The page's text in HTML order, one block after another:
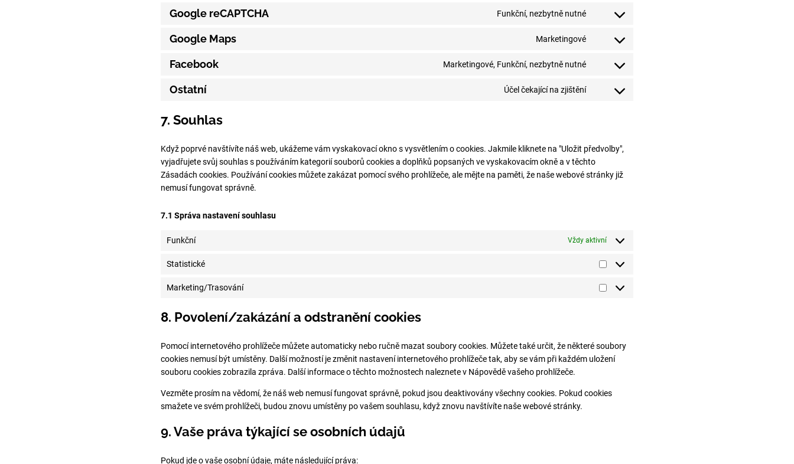
analytics
service
Google reCAPTCHA Funkční, nezbytně nutné
Consent
service
recaptcha
Google Maps Marketingové
Consent
service
Facebook Marketingové, Funkční, nezbytně nutné
Consent
service
Ostatní Účel čekající na zjištění
Consent
7. Souhlas
Když poprvé navštívíte náš web, ukážeme vám vyskakovací okno s vysvětlením o cookies. Jakmile kliknete na "Uložit předvolby",
vyjadřujete svůj souhlas s používáním kategorií souborů cookies a doplňků popsaných ve vyskakovacím okně a v těchto
Zásadách cookies. Používání cookies můžete zakázat pomocí svého prohlížeče, ale mějte na paměti, že naše webové stránky již
nemusí fungovat správně.
7.1 Správa nastavení souhlasu
Funkční Vždy aktivní
Statistické
Statistické
Marketing/Trasování
Marketing/Trasování
8. Povolení/zakázání a odstranění cookies
Pomocí internetového prohlížeče můžete automaticky nebo ručně mazat soubory cookies. Můžete také určit, že některé soubory
cookies nemusí být umístěny. Další možností je změnit nastavení internetového prohlížeče tak, aby se vám při každém uložení
souboru cookies zobrazila zpráva. Další informace o těchto možnostech naleznete v Nápovědě vašeho prohlížeče.
Vezměte prosím na vědomí, že náš web nemusí fungovat správně, pokud jsou deaktivovány všechny cookies. Pokud cookies
smažete ve svém prohlížeči, budou znovu umístěny po vašem souhlasu, když znovu navštívíte naše webové stránky.
9. Vaše práva týkající se osobních údajů
Pokud jde o vaše osobní údaje, máte následující práva: